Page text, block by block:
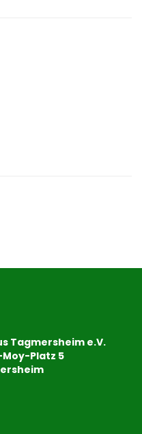
Tagmersheim e.V.
Platz 5